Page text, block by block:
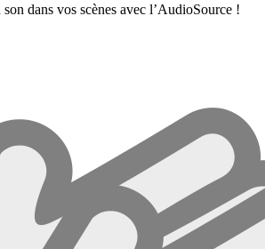
dans vos scènes avec l’AudioSource !